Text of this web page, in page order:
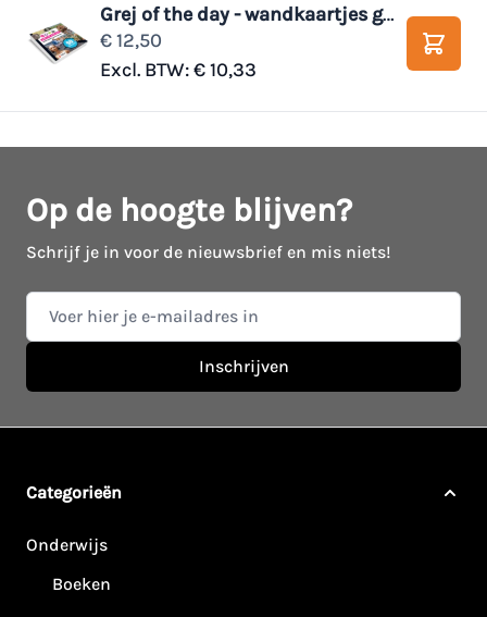
Grej of the day - wandkaartjes geschiedenis van Nederland
€ 12,50
Excl. BTW:€ 10,33
Op de hoogte blijven?
Schrijf je in voor de nieuwsbrief en mis niets!
E-mail adres
Inschrijven
Categorieën
Onderwijs
Boeken